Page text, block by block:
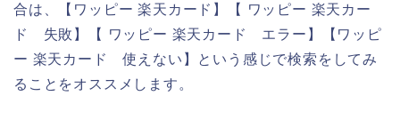
合は、【ワッピー 楽天カード】【 ワッピー 楽天カー
ド 失敗】【 ワッピー 楽天カード エラー】【ワッピ
ー 楽天カード 使えない】という感じで検索をしてみ
ることをオススメします。